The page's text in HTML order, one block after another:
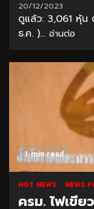
20/12/2023
ดูแล้ว: 3,061 หุ้น
ธ.ค. )... อ่านต่อ
1 min read
HOT NEWS NEWS
ครม. ไฟเขีย